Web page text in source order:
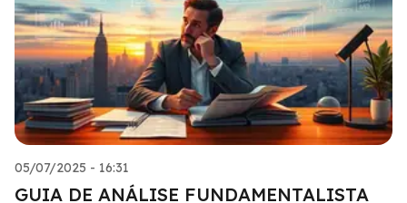
05/07/2025 - 16:31
GUIA DE ANÁLISE FUNDAMENTALISTA